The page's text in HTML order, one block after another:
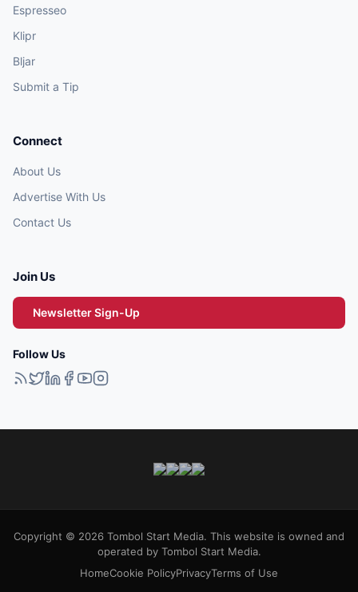
Espresseo
Klipr
Bljar
Submit a Tip
Connect
About Us
Advertise With Us
Contact Us
Join Us
Newsletter Sign-Up
Follow Us
Copyright © 2026 Tombol Start Media. This website is owned and
operated by Tombol Start Media.
HomeCookie PolicyPrivacyTerms of Use